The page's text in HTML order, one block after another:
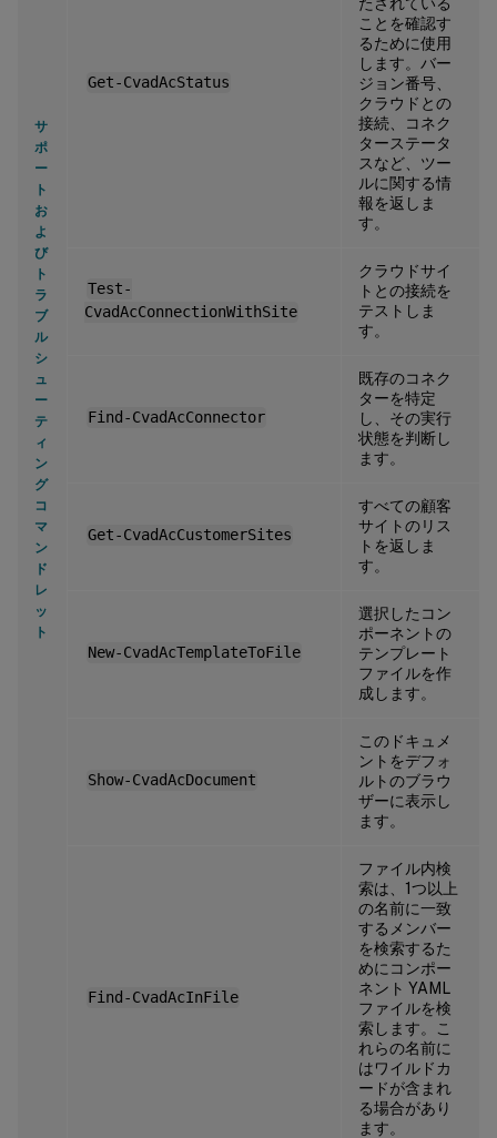
サ
ポ
ー
ト
お
よ
び
ト
ラ
ブ
ル
シ
ュ
ー
テ
ィ
ン
グ
コ
マ
ン
ド
レ
ッ
ト
Get-CvadAcStatus
ことを確認す
るために使用
します。バー
ジョン番号、
クラウドとの
接続、コネク
ターステータ
スなど、ツー
ルに関する情
報を返しま
す。
Test-
CvadAcConnectionWithSite
クラウドサイ
トとの接続を
テストしま
す。
Find-CvadAcConnector
既存のコネク
ターを特定
し、その実行
状態を判断し
ます。
Get-CvadAcCustomerSites
すべての顧客
サイトのリス
トを返しま
す。
New-CvadAcTemplateToFile
選択したコン
ポーネントの
テンプレート
ファイルを作
成します。
Show-CvadAcDocument
このドキュメ
ントをデフォ
ルトのブラウ
ザーに表示し
ます。
Find-CvadAcInFile
ファイル内検
索は、1つ以上
の名前に一致
するメンバー
を検索するた
めにコンポー
ネント YAML
ファイルを検
索します。こ
れらの名前に
はワイルドカ
ードが含まれ
る場合があり
ます。